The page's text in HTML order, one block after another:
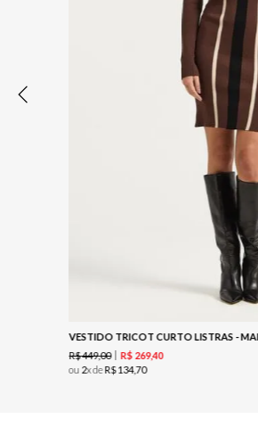
VESTIDO TRICOT CURTO LISTRAS -
R$449,00 R$ 269,40
ou 2x deR$134,70